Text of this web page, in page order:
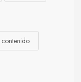
contenido